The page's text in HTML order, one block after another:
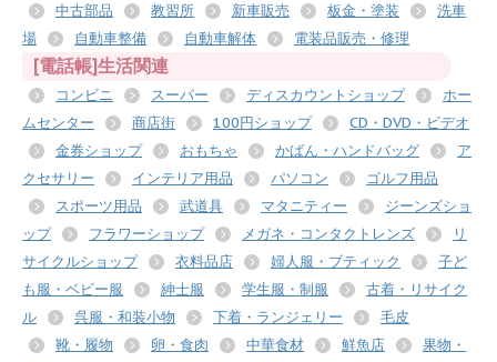
中古部品
教習所 新車販売 板金・塗装
洗車
場
自動車整備 自動車解体 電装品販売・修理
[電話帳]生活関連
コンビニ スーパー ディスカウントショップ
ホー
ムセンター
商店街 100円ショップ
CD・DVD・ビデオ
金券ショップ
おもちゃ かばん・ハンドバッグ
ア
クセサリー
インテリア用品 パソコン
ゴルフ用品
スポーツ用品
武道具 マタニティー
ジーンズショ
ップ
フラワーショップ メガネ・コンタクトレンズ
リ
サイクルショップ
衣料品店 婦人服・ブティック
子ど
も服・ベビー服
紳士服 学生服・制服
古着・リサイク
ル
呉服・和装小物 下着・ランジェリー
毛皮
靴・履物
卵・食肉 中華食材 鮮魚店
果物・